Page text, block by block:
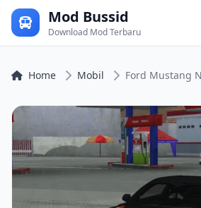
Mod Bussid
Download Mod Terbaru
Home Mobil Ford Mustang